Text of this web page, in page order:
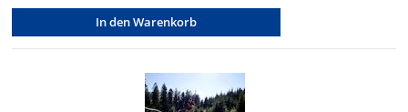
In den Warenkorb